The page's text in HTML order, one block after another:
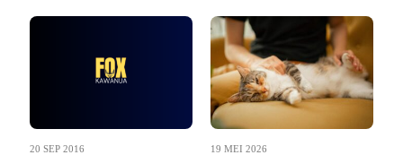
20 SEP 2016 19 MEI 2026